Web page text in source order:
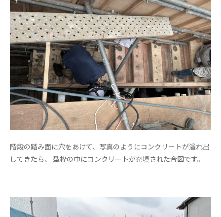
階段の踏み面に穴をあけて、写真のようにコンクリートが溢れ出
してきたら、 型枠の中にコンクリートが充填された合図です。